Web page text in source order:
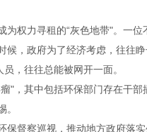
权力寻租的“灰色地带"。一位
，政府为了经济考虑，往往
，往往总能被网开一面。
"，其中包括环保部门存在干部
督察巡视，推动地方政府落